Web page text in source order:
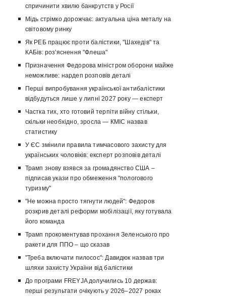
спричинити хвилю банкрутств у Росії
Мідь стрімко дорожчає: актуальна ціна металу на
світовому ринку
Як РЕБ працює проти балістики, "Шахедів" та
КАБів: роз'яснення "Флеша"
Призначення Федорова міністром оборони майже
неможливе: нардеп розповів деталі
Перші випробування української антибалістики
відбудуться лише у липні 2027 року — експерт
Частка тих, хто готовий терпіти війну стільки,
скільки необхідно, зросла — КМІС назвав
статистику
У ЄС змінили правила тимчасового захисту для
українських чоловіків: експерт розповів деталі
Трамп знову взявся за громадянство США –
підписав укази про обмеження "пологового
туризму"
"Не можна просто тягнути людей": Федоров
розкрив деталі реформи мобілізації, яку готувала
його команда
Трамп прокоментував прохання Зеленського про
ракети для ППО – що сказав
"Треба включати пилосос": Давидюк назвав три
шляхи захисту України від балістики
До програми FREYJA долучились 10 держав:
перші результати очікують у 2026–2027 роках